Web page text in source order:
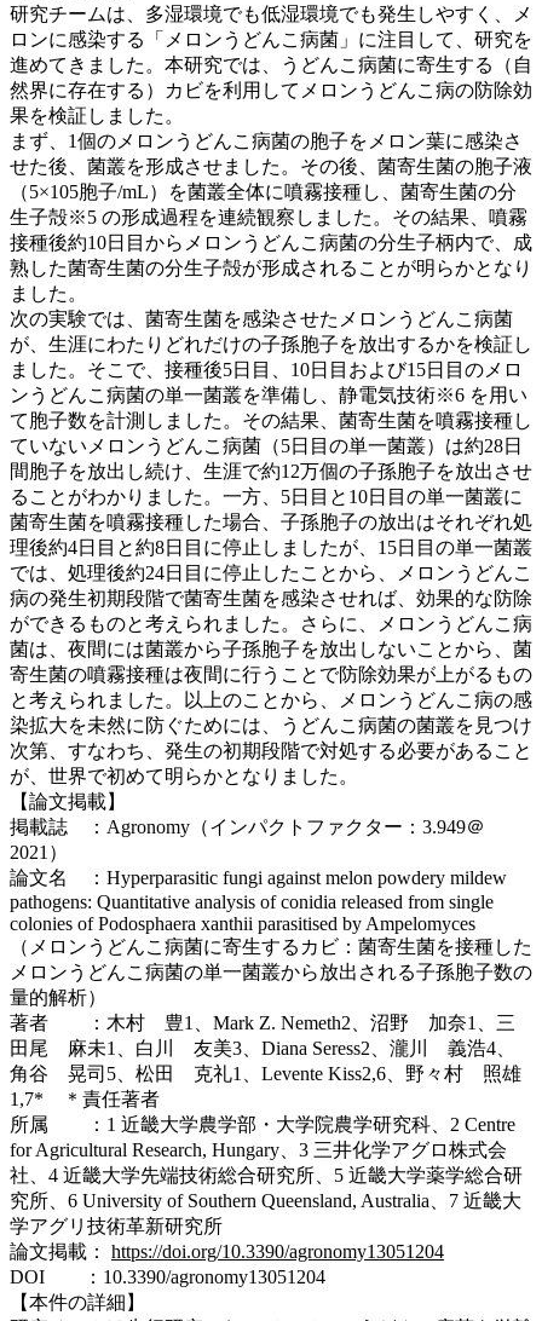
研究チームは、多湿環境でも低湿環境でも発生しやすく、メ
ロンに感染する「メロンうどんこ病菌」に注目して、研究を
進めてきました。本研究では、うどんこ病菌に寄生する（自
然界に存在する）カビを利用してメロンうどんこ病の防除効
果を検証しました。
まず、1個のメロンうどんこ病菌の胞子をメロン葉に感染さ
せた後、菌叢を形成させました。その後、菌寄生菌の胞子液
（5×105胞子/mL）を菌叢全体に噴霧接種し、菌寄生菌の分
生子殻※5 の形成過程を連続観察しました。その結果、噴霧
接種後約10日目からメロンうどんこ病菌の分生子柄内で、成
熟した菌寄生菌の分生子殻が形成されることが明らかとなり
ました。
次の実験では、菌寄生菌を感染させたメロンうどんこ病菌
が、生涯にわたりどれだけの子孫胞子を放出するかを検証し
ました。そこで、接種後5日目、10日目および15日目のメロ
ンうどんこ病菌の単一菌叢を準備し、静電気技術※6 を用い
て胞子数を計測しました。その結果、菌寄生菌を噴霧接種し
ていないメロンうどんこ病菌（5日目の単一菌叢）は約28日
間胞子を放出し続け、生涯で約12万個の子孫胞子を放出させ
ることがわかりました。一方、5日目と10日目の単一菌叢に
菌寄生菌を噴霧接種した場合、子孫胞子の放出はそれぞれ処
理後約4日目と約8日目に停止しましたが、15日目の単一菌叢
では、処理後約24日目に停止したことから、メロンうどんこ
病の発生初期段階で菌寄生菌を感染させれば、効果的な防除
ができるものと考えられました。さらに、メロンうどんこ病
菌は、夜間には菌叢から子孫胞子を放出しないことから、菌
寄生菌の噴霧接種は夜間に行うことで防除効果が上がるもの
と考えられました。以上のことから、メロンうどんこ病の感
染拡大を未然に防ぐためには、うどんこ病菌の菌叢を見つけ
次第、すなわち、発生の初期段階で対処する必要があること
が、世界で初めて明らかとなりました。
【論文掲載】
掲載誌 ：Agronomy（インパクトファクター：3.949＠
2021）
論文名 ：Hyperparasitic fungi against melon powdery mildew
pathogens: Quantitative analysis of conidia released from single
colonies of Podosphaera xanthii parasitised by Ampelomyces
（メロンうどんこ病菌に寄生するカビ：菌寄生菌を接種した
メロンうどんこ病菌の単一菌叢から放出される子孫胞子数の
量的解析）
著者 ：木村 豊1、Mark Z. Nemeth2、沼野 加奈1、三
田尾 麻未1、白川 友美3、Diana Seress2、瀧川 義浩4、
角谷 晃司5、松田 克礼1、Levente Kiss2,6、野々村 照雄
1,7* ＊責任著者
所属 ：1 近畿大学農学部・大学院農学研究科、2 Centre
for Agricultural Research, Hungary、3 三井化学アグロ株式会
社、4 近畿大学先端技術総合研究所、5 近畿大学薬学総合研
究所、6 University of Southern Queensland, Australia、7 近畿大
学アグリ技術革新研究所
論文掲載： https://doi.org/10.3390/agronomy13051204
DOI ：10.3390/agronomy13051204
【本件の詳細】